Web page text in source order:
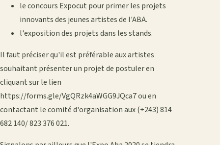
le concours Expocut pour primer les projets
innovants des jeunes artistes de l'ABA.
l'exposition des projets dans les stands.
Il faut préciser qu'il est préférable aux artistes
souhaitant présenter un projet de postuler en
cliquant sur le lien
https://forms.gle/VgQRzk4aWGG9JQca7 ou en
contactant le comité d'organisation aux (+243) 814
682 140/ 823 376 021.